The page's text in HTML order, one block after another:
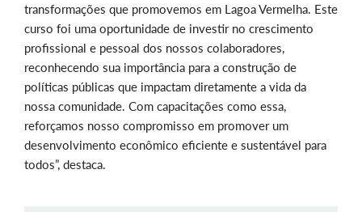
transformações que promovemos em Lagoa Vermelha. Este
curso foi uma oportunidade de investir no crescimento
profissional e pessoal dos nossos colaboradores,
reconhecendo sua importância para a construção de
políticas públicas que impactam diretamente a vida da
nossa comunidade. Com capacitações como essa,
reforçamos nosso compromisso em promover um
desenvolvimento econômico eficiente e sustentável para
todos”, destaca.